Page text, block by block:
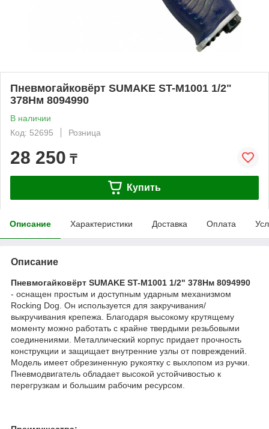
Пневмогайковёрт SUMAKE ST-M1001 1/2"
378Нм 8094990
В наличии
Код: 52695
Розница
28 250 ₸
Купить
Описание Характеристики Доставка Оплата
Описание
Пневмогайковёрт SUMAKE ST-M1001 1/2" 378Нм 8094990
- оснащен простым и доступным ударным механизмом
Rocking Dog. Он используется для закручивания/
выкручивания крепежа. Благодаря высокому крутящему
моменту можно работать с крайне твердыми резьбовыми
соединениями. Металлический корпус придает прочность
конструкции и защищает внутренние узлы от повреждений.
Модель имеет обрезиненную рукоятку с выхлопом из ручки.
Пневмодвигатель обладает высокой устойчивостью к
перегрузкам и большим рабочим ресурсом.